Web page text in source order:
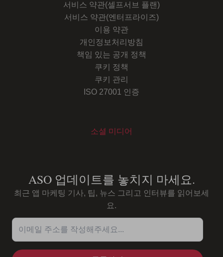
서비스 약관(셀프서브 플랜)
서비스 약관(엔터프라이즈)
이용 약관
개인정보처리방침
책임 있는 공개 정책
쿠키 정책
쿠키 관리
ISO 27001 인증
소셜 미디어
ASO 업데이트를 놓치지 마세요.
최근 앱 마케팅 기사, 팁, 뉴스 그리고 인터뷰를 읽어보세
요.
이메일 주소를 작성해주세요...